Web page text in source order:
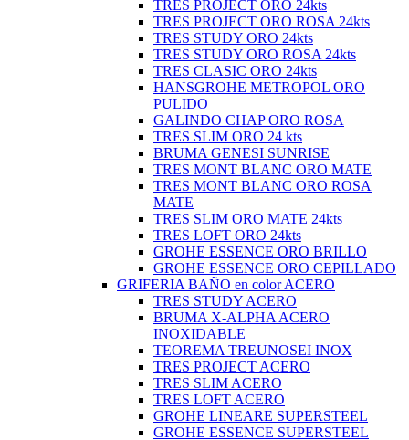
TRES PROJECT ORO 24kts
TRES PROJECT ORO ROSA 24kts
TRES STUDY ORO 24kts
TRES STUDY ORO ROSA 24kts
TRES CLASIC ORO 24kts
HANSGROHE METROPOL ORO
PULIDO
GALINDO CHAP ORO ROSA
TRES SLIM ORO 24 kts
BRUMA GENESI SUNRISE
TRES MONT BLANC ORO MATE
TRES MONT BLANC ORO ROSA
MATE
TRES SLIM ORO MATE 24kts
TRES LOFT ORO 24kts
GROHE ESSENCE ORO BRILLO
GROHE ESSENCE ORO CEPILLADO
GRIFERIA BAÑO en color ACERO
TRES STUDY ACERO
BRUMA X-ALPHA ACERO
INOXIDABLE
TEOREMA TREUNOSEI INOX
TRES PROJECT ACERO
TRES SLIM ACERO
TRES LOFT ACERO
GROHE LINEARE SUPERSTEEL
GROHE ESSENCE SUPERSTEEL